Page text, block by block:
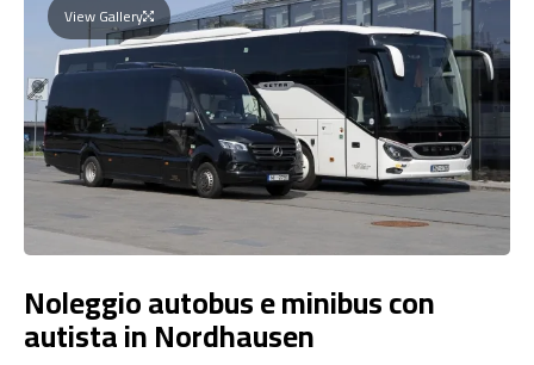
View Gallery
Noleggio autobus e minibus con
autista in Nordhausen